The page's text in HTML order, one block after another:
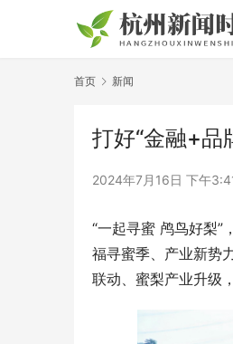
首页 新闻
打好“金融+品
2024年7月16日 下午
“一起寻蜜 鸬鸟好梨
福寻蜜季、产业新势
联动、蜜梨产业升级